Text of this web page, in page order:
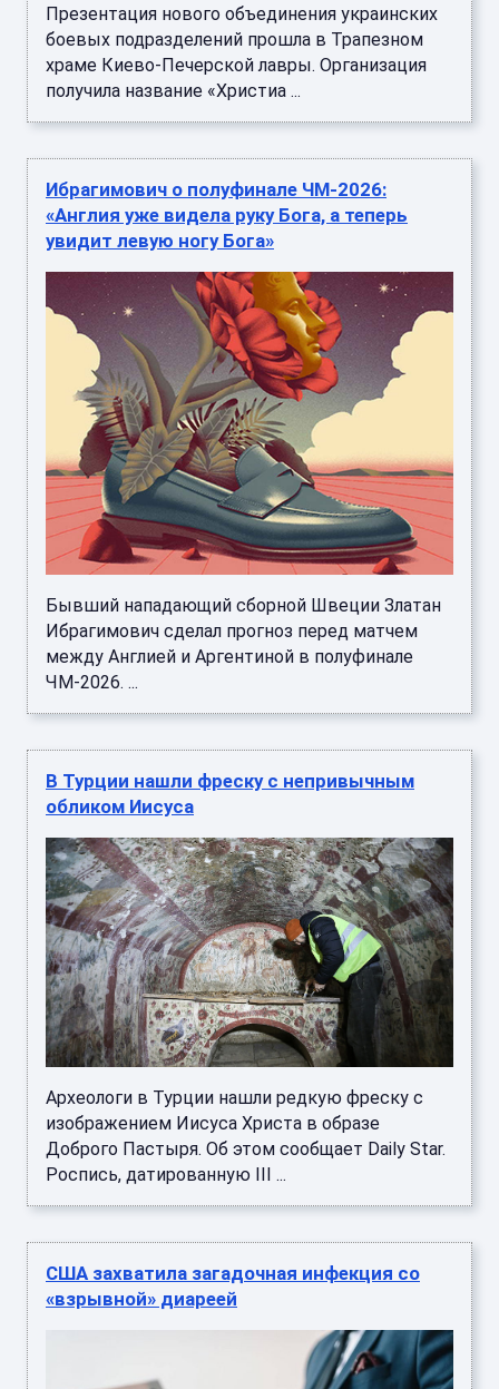
Презентация нового объединения украинских
боевых подразделений прошла в Трапезном
храме Киево-Печерской лавры. Организация
получила название «Христиа ...
Ибрагимович о полуфинале ЧМ-2026:
«Англия уже видела руку Бога, а теперь
увидит левую ногу Бога»
Бывший нападающий сборной Швеции Златан
Ибрагимович сделал прогноз перед матчем
между Англией и Аргентиной в полуфинале
ЧМ-2026. ...
В Турции нашли фреску с непривычным
обликом Иисуса
Археологи в Турции нашли редкую фреску с
изображением Иисуса Христа в образе
Доброго Пастыря. Об этом сообщает Daily Star.
Роспись, датированную III ...
США захватила загадочная инфекция со
«взрывной» диареей